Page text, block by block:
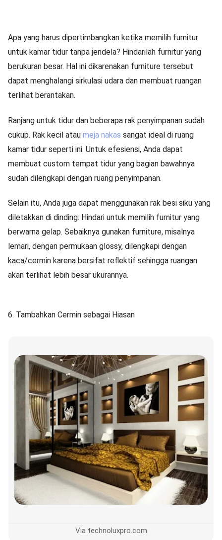
Apa yang harus dipertimbangkan ketika memilih furnitur
untuk kamar tidur tanpa jendela? Hindarilah furnitur yang
berukuran besar. Hal ini dikarenakan furniture tersebut
dapat menghalangi sirkulasi udara dan membuat ruangan
terlihat berantakan.
Ranjang untuk tidur dan beberapa rak penyimpanan sudah
cukup. Rak kecil atau meja nakas sangat ideal di ruang
kamar tidur seperti ini. Untuk efesiensi, Anda dapat
membuat custom tempat tidur yang bagian bawahnya
sudah dilengkapi dengan ruang penyimpanan.
Selain itu, Anda juga dapat menggunakan rak besi siku yang
diletakkan di dinding. Hindari untuk memilih furnitur yang
berwarna gelap. Sebaiknya gunakan furniture, misalnya
lemari, dengan permukaan glossy, dilengkapi dengan
kaca/cermin karena bersifat reflektif sehingga ruangan
akan terlihat lebih besar ukurannya.
6. Tambahkan Cermin sebagai Hiasan
Via technoluxpro.com